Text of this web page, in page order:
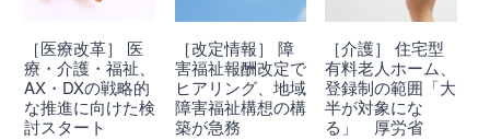
［医療改革］ 医
療・介護・福祉、
AX・DXの戦略的
な推進に向けた検
討スタート
［改定情報］ 障
害福祉報酬改定で
ヒアリング、地域
障害福祉構想の構
築が急務
［介護］ 住宅型
有料老人ホーム、
登録制の範囲「大
半が対象にな
る」 厚労省